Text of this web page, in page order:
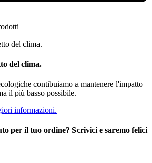
del clima.
contibuiamo a mantenere l'impatto
il più basso possibile.
informazioni.
per il tuo ordine? Scrivici e saremo felici